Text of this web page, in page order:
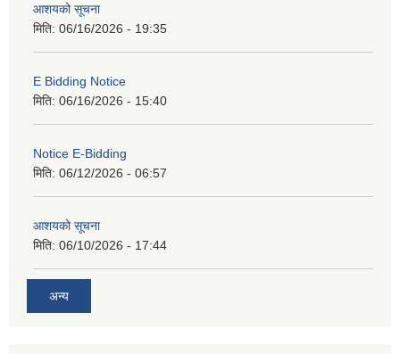
आशयको सूचना
मिति: 06/16/2026 - 19:35
E Bidding Notice
मिति: 06/16/2026 - 15:40
Notice E-Bidding
मिति: 06/12/2026 - 06:57
आशयको सूचना
मिति: 06/10/2026 - 17:44
अन्य